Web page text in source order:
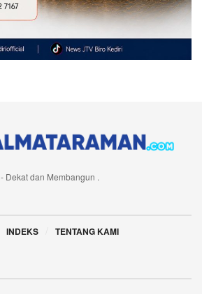
- Dekat dan Membangun .
INDEKS TENTANG KAMI